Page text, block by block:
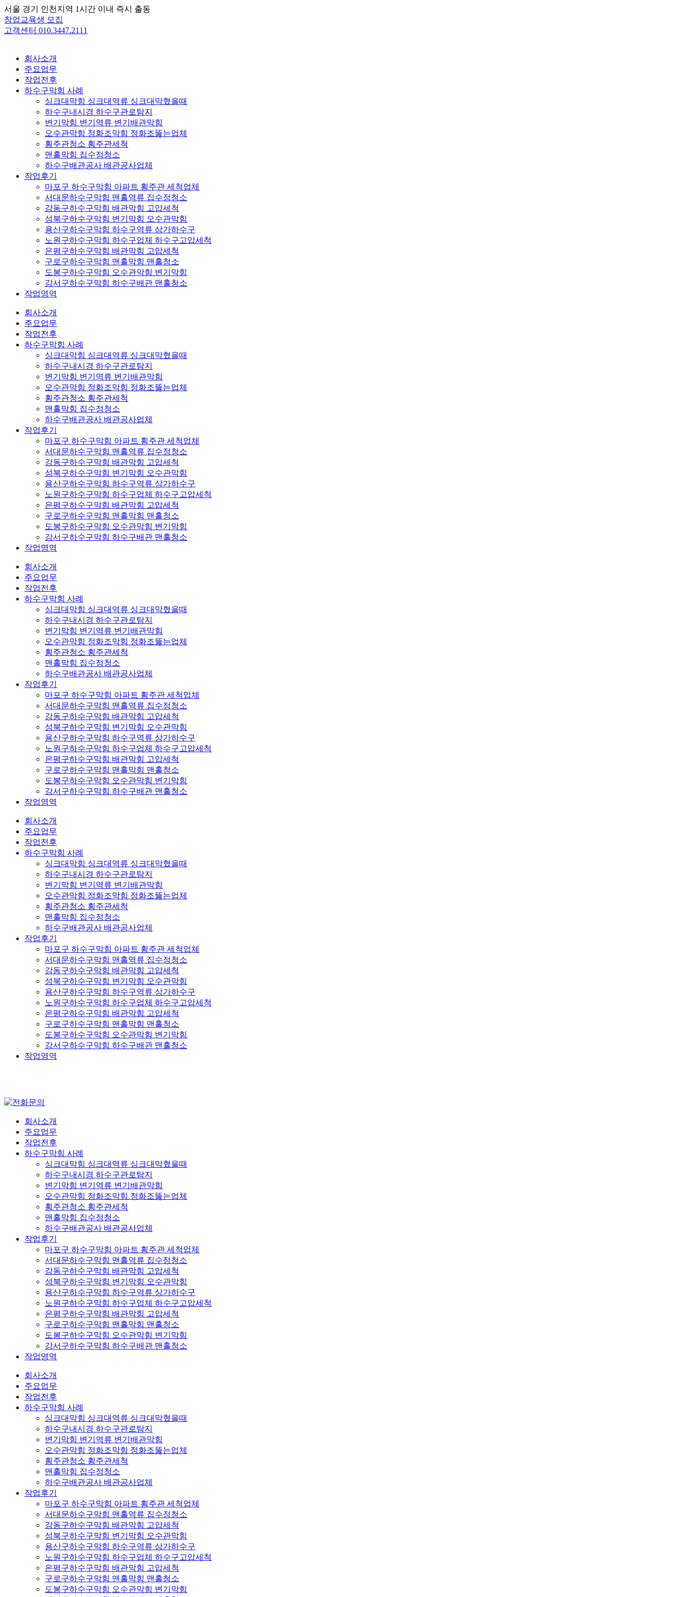
Skip
to
content
서울 경기 인천지역 1시간 이내 즉시 출동
창업교육생 모집
고객센터 010.3447.2111
회사소개
주요업무
작업전후
하수구막힘 사례
싱크대막힘 싱크대역류 싱크대막혔을때
하수구내시경 하수구관로탐지
변기막힘 변기역류 변기배관막힘
오수관막힘 정화조막힘 정화조뚫는업체
횡주관청소 횡주관세척
맨홀막힘 집수정청소
하수구배관공사 배관공사업체
작업후기
마포구 하수구막힘 아파트 횡주관 세척업체
서대문하수구막힘 맨홀역류 집수정청소
강동구하수구막힘 배관막힘 고압세척
성북구하수구막힘 변기막힘 오수관막힘
용산구하수구막힘 하수구역류 상가하수구
노원구하수구막힘 하수구업체 하수구고압세척
은평구하수구막힘 배관막힘 고압세척
구로구하수구막힘 맨홀막힘 맨홀청소
도봉구하수구막힘 오수관막힘 변기막힘
강서구하수구막힘 하수구배관 맨홀청소
작업영역
회사소개
주요업무
작업전후
하수구막힘 사례
싱크대막힘 싱크대역류 싱크대막혔을때
하수구내시경 하수구관로탐지
변기막힘 변기역류 변기배관막힘
오수관막힘 정화조막힘 정화조뚫는업체
횡주관청소 횡주관세척
맨홀막힘 집수정청소
하수구배관공사 배관공사업체
작업후기
마포구 하수구막힘 아파트 횡주관 세척업체
서대문하수구막힘 맨홀역류 집수정청소
강동구하수구막힘 배관막힘 고압세척
성북구하수구막힘 변기막힘 오수관막힘
용산구하수구막힘 하수구역류 상가하수구
노원구하수구막힘 하수구업체 하수구고압세척
은평구하수구막힘 배관막힘 고압세척
구로구하수구막힘 맨홀막힘 맨홀청소
도봉구하수구막힘 오수관막힘 변기막힘
강서구하수구막힘 하수구배관 맨홀청소
작업영역
회사소개
주요업무
작업전후
하수구막힘 사례
싱크대막힘 싱크대역류 싱크대막혔을때
하수구내시경 하수구관로탐지
변기막힘 변기역류 변기배관막힘
오수관막힘 정화조막힘 정화조뚫는업체
횡주관청소 횡주관세척
맨홀막힘 집수정청소
하수구배관공사 배관공사업체
작업후기
마포구 하수구막힘 아파트 횡주관 세척업체
서대문하수구막힘 맨홀역류 집수정청소
강동구하수구막힘 배관막힘 고압세척
성북구하수구막힘 변기막힘 오수관막힘
용산구하수구막힘 하수구역류 상가하수구
노원구하수구막힘 하수구업체 하수구고압세척
은평구하수구막힘 배관막힘 고압세척
구로구하수구막힘 맨홀막힘 맨홀청소
도봉구하수구막힘 오수관막힘 변기막힘
강서구하수구막힘 하수구배관 맨홀청소
작업영역
회사소개
주요업무
작업전후
하수구막힘 사례
싱크대막힘 싱크대역류 싱크대막혔을때
하수구내시경 하수구관로탐지
변기막힘 변기역류 변기배관막힘
오수관막힘 정화조막힘 정화조뚫는업체
횡주관청소 횡주관세척
맨홀막힘 집수정청소
하수구배관공사 배관공사업체
작업후기
마포구 하수구막힘 아파트 횡주관 세척업체
서대문하수구막힘 맨홀역류 집수정청소
강동구하수구막힘 배관막힘 고압세척
성북구하수구막힘 변기막힘 오수관막힘
용산구하수구막힘 하수구역류 상가하수구
노원구하수구막힘 하수구업체 하수구고압세척
은평구하수구막힘 배관막힘 고압세척
구로구하수구막힘 맨홀막힘 맨홀청소
도봉구하수구막힘 오수관막힘 변기막힘
강서구하수구막힘 하수구배관 맨홀청소
작업영역
회사소개
주요업무
작업전후
하수구막힘 사례
싱크대막힘 싱크대역류 싱크대막혔을때
하수구내시경 하수구관로탐지
변기막힘 변기역류 변기배관막힘
오수관막힘 정화조막힘 정화조뚫는업체
횡주관청소 횡주관세척
맨홀막힘 집수정청소
하수구배관공사 배관공사업체
작업후기
마포구 하수구막힘 아파트 횡주관 세척업체
서대문하수구막힘 맨홀역류 집수정청소
강동구하수구막힘 배관막힘 고압세척
성북구하수구막힘 변기막힘 오수관막힘
용산구하수구막힘 하수구역류 상가하수구
노원구하수구막힘 하수구업체 하수구고압세척
은평구하수구막힘 배관막힘 고압세척
구로구하수구막힘 맨홀막힘 맨홀청소
도봉구하수구막힘 오수관막힘 변기막힘
강서구하수구막힘 하수구배관 맨홀청소
작업영역
회사소개
주요업무
작업전후
하수구막힘 사례
싱크대막힘 싱크대역류 싱크대막혔을때
하수구내시경 하수구관로탐지
변기막힘 변기역류 변기배관막힘
오수관막힘 정화조막힘 정화조뚫는업체
횡주관청소 횡주관세척
맨홀막힘 집수정청소
하수구배관공사 배관공사업체
작업후기
마포구 하수구막힘 아파트 횡주관 세척업체
서대문하수구막힘 맨홀역류 집수정청소
강동구하수구막힘 배관막힘 고압세척
성북구하수구막힘 변기막힘 오수관막힘
용산구하수구막힘 하수구역류 상가하수구
노원구하수구막힘 하수구업체 하수구고압세척
은평구하수구막힘 배관막힘 고압세척
구로구하수구막힘 맨홀막힘 맨홀청소
도봉구하수구막힘 오수관막힘 변기막힘